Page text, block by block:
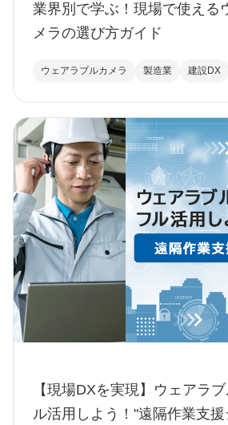
業界別で学ぶ！現場で使える
メラの選び方ガイド
ウェアラブルカメラ 製造業 建設DX
【現場DXを実現】ウェアラ
ル活用しよう！"遠隔作業支